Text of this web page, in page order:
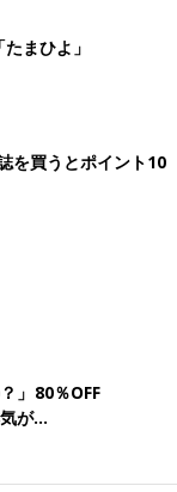
）」のTシャツ
いた商品だそう
モチーフに爽やか
まひよ」
を買うとポイント10
」80％OFF
が...